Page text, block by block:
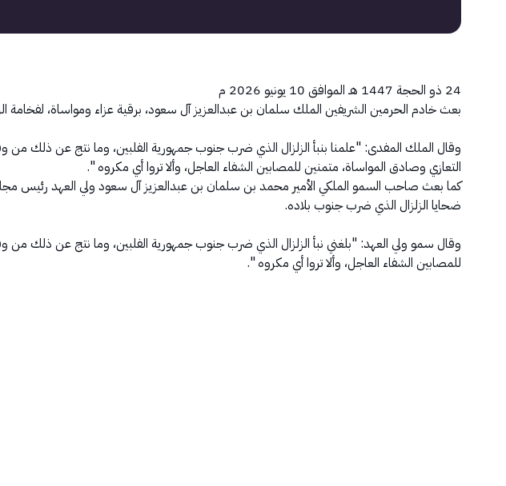
24 ذو الحجة 1447 هـ الموافق 10 يونيو 2026 م
بعث خادم الحرمين الشريفين الملك سلمان بن عبدالعزيز آل سعود، برقية عزاء ومواساة، لفخامة
وقال الملك المفدى: "علمنا بنبأ الزلزال الذي ضرب جنوب جمهورية الفلبين، وما نتج عن ذلك
التعازي وصادق المواساة، متمنين للمصابين الشفاء العاجل، وألا تروا أي مكروه ".
كما بعث صاحب السمو الملكي الأمير محمد بن سلمان بن عبدالعزيز آل سعود ولي العهد رئيس مجلس
ضحايا الزلزال الذي ضرب جنوب بلاده.
وقال سمو ولي العهد: "بلغني نبأ الزلزال الذي ضرب جنوب جمهورية الفلبين، وما نتج عن ذلك
للمصابين الشفاء العاجل، وألا تروا أي مكروه ".​